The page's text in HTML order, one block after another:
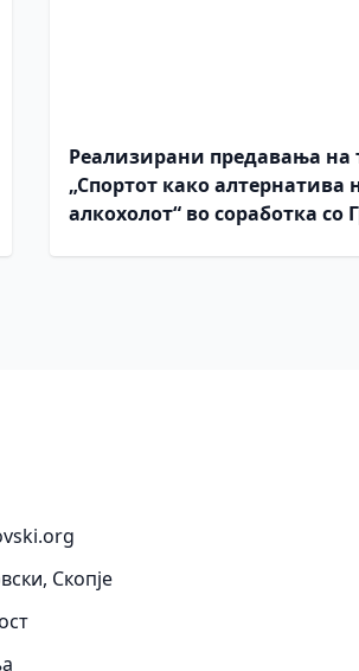
Реализирани предавања на
„Спортот како алтернатива
алкохолот“ во соработка со
Скопје